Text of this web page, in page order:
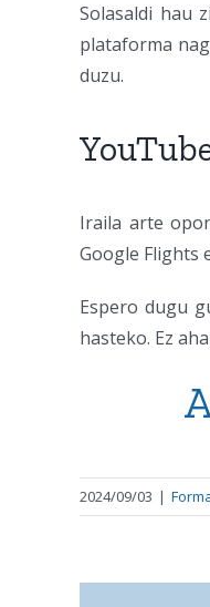
Solasaldi hau
plataforma
duzu.
Iraila arte
Google Flights
Espero dugu
hasteko. Ez
2024/09/03 |